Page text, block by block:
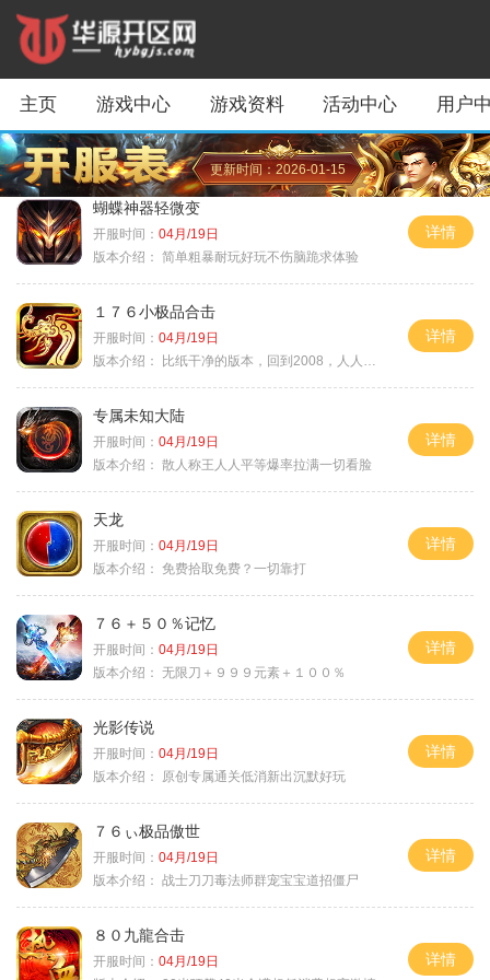
主页 游戏中心 游戏资料 活动中心 用户
更新时间：2026-01-15
蝴蝶神器轻微变
开服时间： 04月/19日
版本介绍： 简单粗暴耐玩好玩不伤脑跪求体验
详情
１７６小极品合击
开服时间： 04月/19日
版本介绍：
比纸干净的版本，回到2008，人人平等
详情
专属未知大陆
开服时间： 04月/19日
版本介绍： 散人称王人人平等爆率拉满一切看脸
详情
天龙
开服时间： 04月/19日
版本介绍： 免费拾取免费？一切靠打
详情
７６＋５０％记忆
开服时间： 04月/19日
版本介绍： 无限刀＋９９９元素＋１００％
详情
光影传说
开服时间： 04月/19日
版本介绍：
原创专属通关低消新出沉默好玩
详情
７６ぃ极品傲世
开服时间： 04月/19日
版本介绍： 战士刀刀毒法师群宠宝宝道招僵尸
详情
８０九龍合击
开服时间： 04月/19日
详情